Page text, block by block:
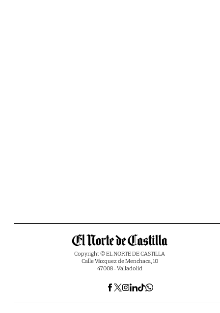
Copyright © EL NORTE DE CASTILLA
Calle Vázquez de Menchaca, 10
47008 - Valladolid